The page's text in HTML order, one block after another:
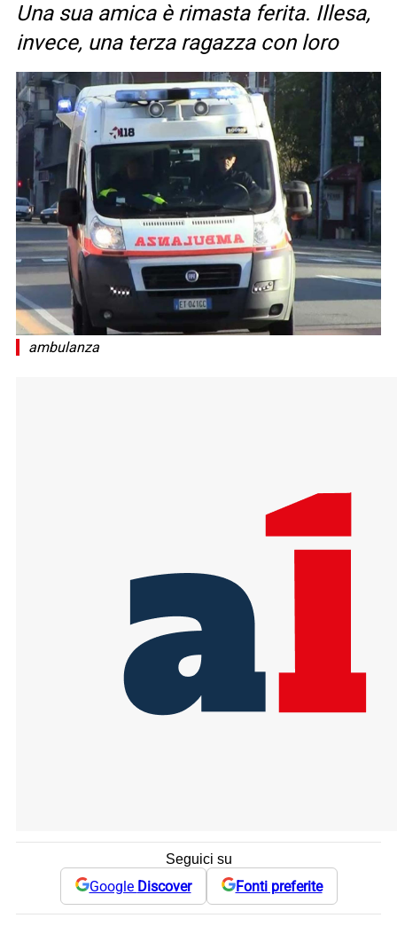
Una sua amica è rimasta ferita. Illesa,
invece, una terza ragazza con loro
ambulanza
Seguici su
Google Discover Fonti preferite